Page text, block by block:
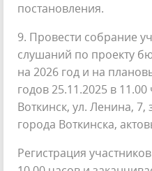
постановления.
9. Провести собрание
слушаний по проекту
на 2026 год и на
годов 25.11.2025 в 11.00
Воткинск, ул. Ленина,
города Воткинска,
Регистрация